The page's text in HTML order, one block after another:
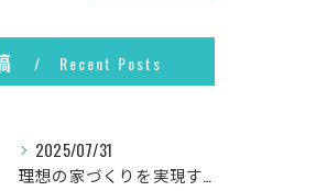
Recent Posts
2025/07/31
理想の家づくりを実現するプロセス